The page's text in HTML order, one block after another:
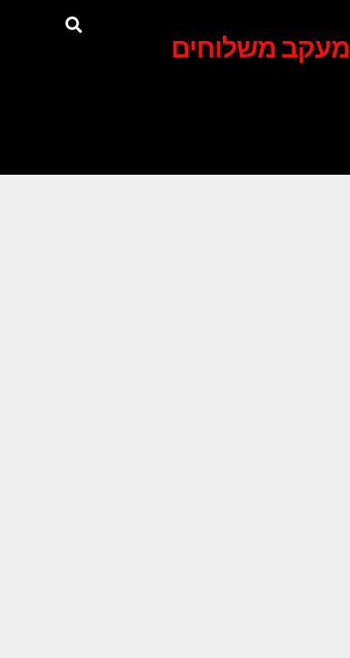
מעקב משלוחים